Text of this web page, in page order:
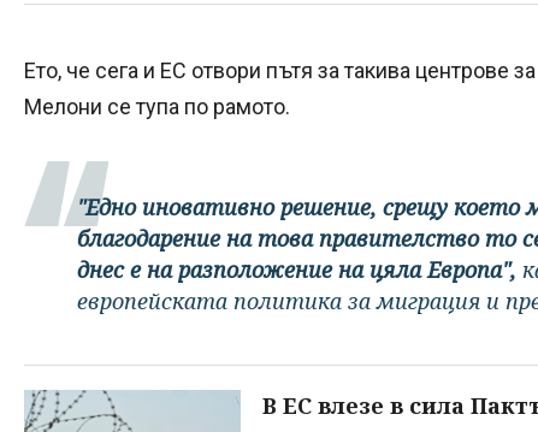
Ето, че сега и ЕС отвори пътя за такива центрове
Мелони се тупа по рамото.
"Едно иновативно решение, срещу което
благодарение на това правителство то
днес е на разположение на цяла Европа",
европейската политика за миграция и
В ЕС влезе в сила